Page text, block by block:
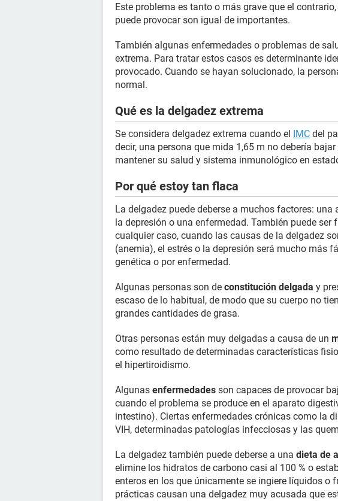
Este problema es tanto o más grave que el
puede provocar son igual de importantes.
También algunas enfermedades o problemas de
extrema. Para tratar estos casos es determinante
provocado. Cuando se hayan solucionado, la
normal.
Qué es la delgadez extrema
Se considera delgadez extrema cuando el IMC del
decir, una persona que mida 1,65 m no debería
mantener su salud y sistema inmunológico en
Por qué estoy tan flaca
La delgadez puede deberse a muchos factores:
la depresión o una enfermedad. También puede ser
cualquier caso, cuando las causas de la delgadez
(anemia), el estrés o la depresión será mucho más
genética o por enfermedad.
Algunas personas son de constitución delgada y
escaso de lo habitual, de modo que su cuerpo no
grandes cantidades de grasa.
Otras personas están muy delgadas a causa de un
como resultado de determinadas características
el hipertiroidismo.
Algunas enfermedades son capaces de provocar
cuando el problema se produce en el aparato
intestino). Ciertas enfermedades crónicas como la
VIH, determinadas patologías infecciosas y las
La delgadez también puede deberse a una dieta de
elimine los hidratos de carbono casi al 100 % o
enteros en los que únicamente se ingiere líquidos o
prácticas causan una delgadez muy acusada que